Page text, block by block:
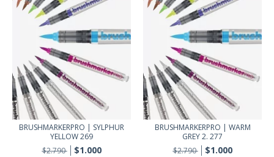
BRUSHMARKERPRO | SYLPHUR
YELLOW 269
$2.790
$1.000
BRUSHMARKERPRO | WARM
GREY 2. 277
$2.790
$1.000